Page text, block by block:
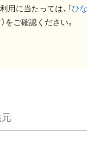
用に当たっては、「ひ
をご確認ください。